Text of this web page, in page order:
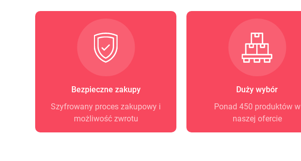
Bezpieczne zakupy
Szyfrowany proces zakupowy i
możliwość zwrotu
Duży wybór
Ponad 450 produktów w
naszej ofercie